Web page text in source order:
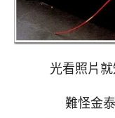
光看照片
難怪金